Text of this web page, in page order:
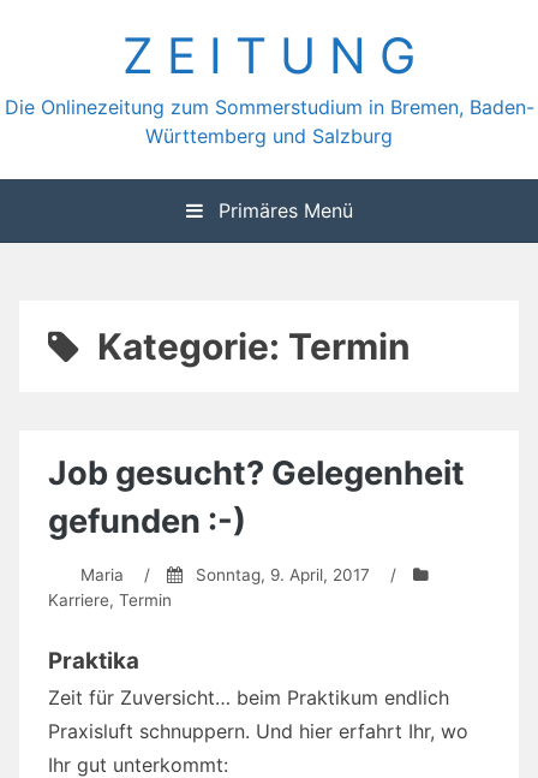
Z E I T U N G
Die Onlinezeitung zum Sommerstudium in Bremen, Baden-
Württemberg und Salzburg
Primäres Menü
Kategorie: Termin
Job gesucht? Gelegenheit
gefunden :-)
Maria / Sonntag, 9. April, 2017
/
Karriere, Termin
Praktika
Zeit für Zuversicht… beim Praktikum endlich
Praxisluft schnuppern. Und hier erfahrt Ihr, wo
Ihr gut unterkommt: